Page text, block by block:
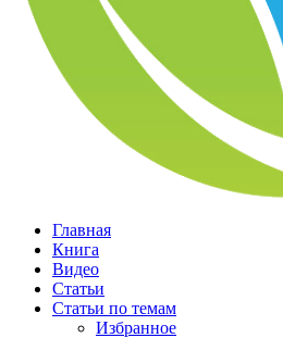
Главная
Книга
Видео
Статьи
Статьи по темам
Избранное